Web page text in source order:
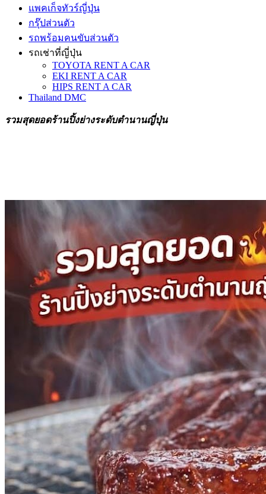
แพคเก็จทัวร์ญี่ปุ่น
กรุ๊ปส่วนตัว
รถพร้อมคนขับส่วนตัว
รถเช่าที่ญี่ปุ่น
TOYOTA RENT A CAR
EKI RENT A CAR
HIPS RENT A CAR
Thailand DMC
รวมสุดยอดร้านปิ้งย่างระดับตำนานญี่ปุ่น